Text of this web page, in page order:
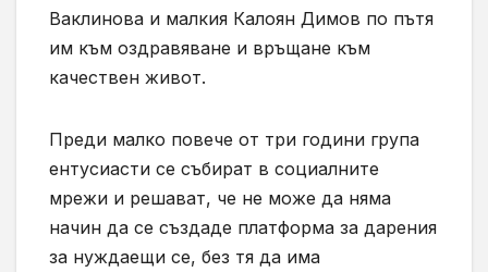
Ваклинова и малкия Калоян Димов по пътя
им към оздравяване и връщане към
качествен живот.
Преди малко повече от три години група
ентусиасти се събират в социалните
мрежи и решават, че не може да няма
начин да се създаде платформа за дарения
за нуждаещи се, без тя да има